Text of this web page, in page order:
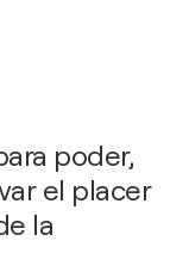
poder,
el placer
la